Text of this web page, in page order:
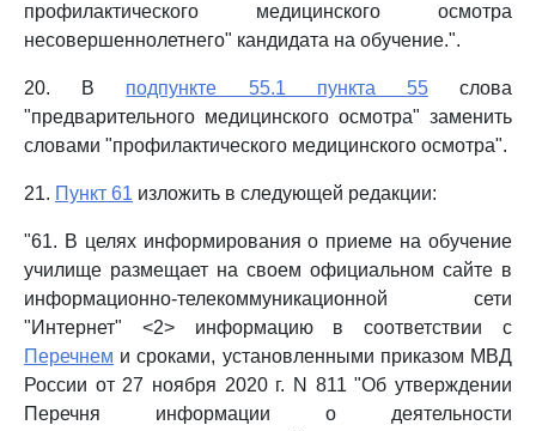
профилактического медицинского осмотра
несовершеннолетнего" кандидата на обучение.".
20. В подпункте 55.1 пункта 55слова
"предварительного медицинского осмотра" заменить
словами "профилактического медицинского осмотра".
21. Пункт 61 изложить в следующей редакции:
"61. В целях информирования о приеме на обучение
училище размещает на своем официальном сайте в
информационно-телекоммуникационной сети
"Интернет" <2> информацию в соответствии с
Перечнем и сроками, установленными приказом МВД
России от 27 ноября 2020 г. N 811 "Об утверждении
Перечня информации о деятельности